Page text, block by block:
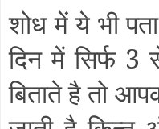
शोध में ये भी
दिन में सिर्फ 3
बिताते है तो